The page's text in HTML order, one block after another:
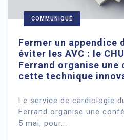
COMMUNIQUÉ
Fermer un appendice
éviter les AVC : le
Ferrand organise une
cette technique
Le service de cardiologie
Ferrand organise une
5 mai, pour...